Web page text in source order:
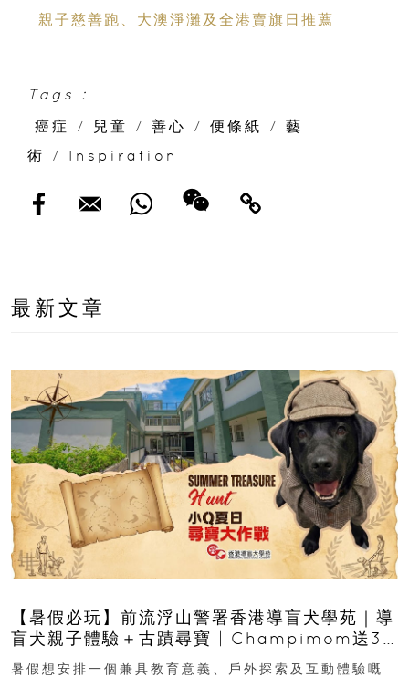
親子慈善跑、大澳淨灘及全港賣旗日推薦
Tags :
癌症
/ 兒童 / 善心 / 便條紙 /
藝
術
/ Inspiration
最新文章
【暑假必玩】前流浮山警署香港導盲犬學苑｜導
盲犬親子體驗＋古蹟尋寶 | Champimom送3
組免費名額
暑假想安排一個兼具教育意義、戶外探索及互動體驗嘅